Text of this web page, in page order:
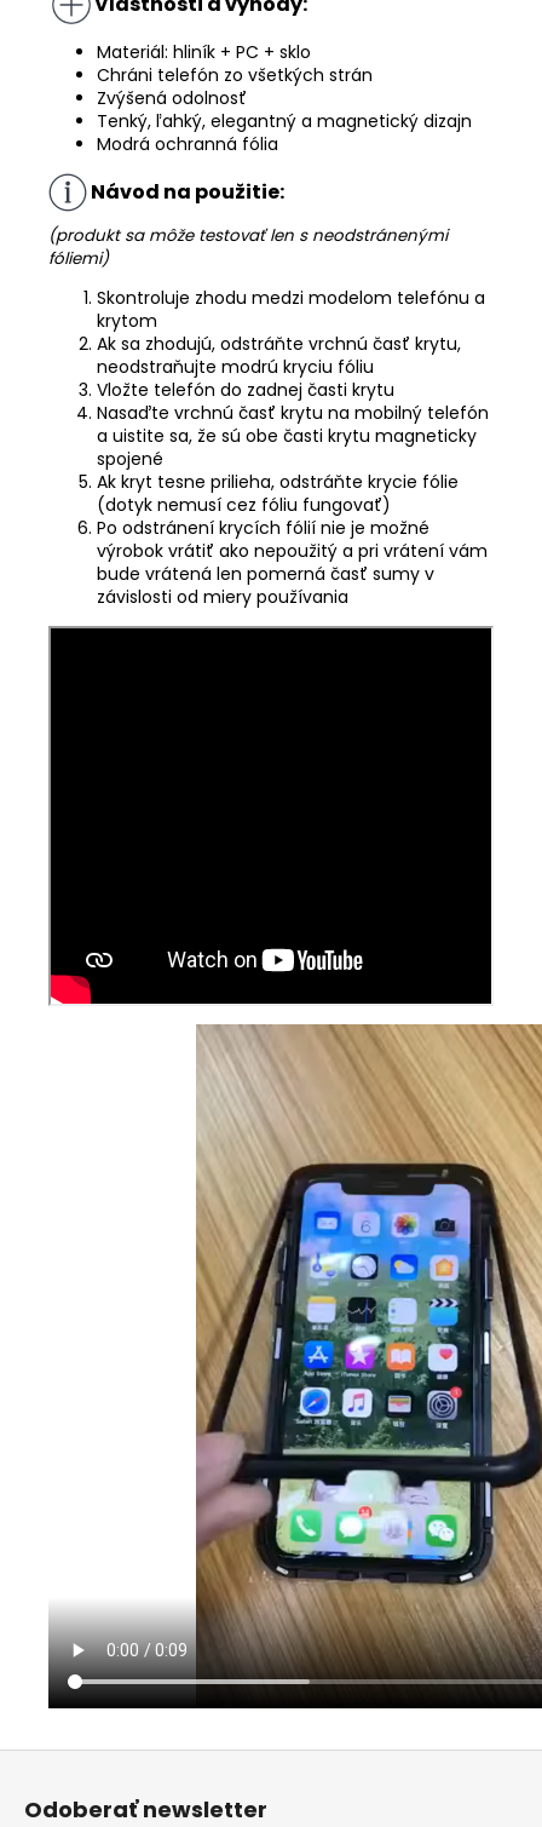
Materiál: hliník + PC + sklo
Chráni telefón zo všetkých strán
Zvýšená odolnosť
Tenký, ľahký, elegantný a magnetický dizajn
Modrá ochranná fólia
Návod na použitie:
(produkt sa môže testovať len s neodstránenými
fóliemi)
Skontroluje zhodu medzi modelom telefónu a
krytom
Ak sa zhodujú, odstráňte vrchnú časť krytu,
neodstraňujte modrú kryciu fóliu
Vložte telefón do zadnej časti krytu
Nasaďte vrchnú časť krytu na mobilný telefón
a uistite sa, že sú obe časti krytu magneticky
spojené
Ak kryt tesne prilieha, odstráňte krycie fólie
(dotyk nemusí cez fóliu fungovať)
Po odstránení krycích fólií nie je možné
výrobok vrátiť ako nepoužitý a pri vrátení vám
bude vrátená len pomerná časť sumy v
závislosti od miery používania
Odoberať newsletter